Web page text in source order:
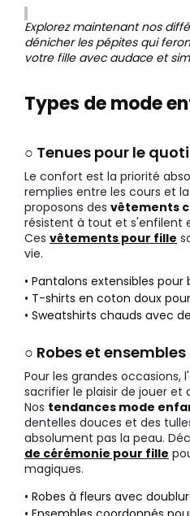
Explorez maintenant nos
dénicher les pépites qui
votre fille avec audace et
Types de mode
○ Tenues pour le
Le confort est la priorité
remplies entre les cours et
proposons des vêtements
résistent à tout et s'enfilent
Ces vêtements pour fille
vie.
• Pantalons extensibles
• T-shirts en coton doux
• Sweatshirts chauds avec
○ Robes et
Pour les grandes occasions,
sacrifier le plaisir de jouer et
Nos tendances mode
dentelles douces et des
absolument pas la peau.
de cérémonie pour fille
magiques.
• Robes à fleurs avec